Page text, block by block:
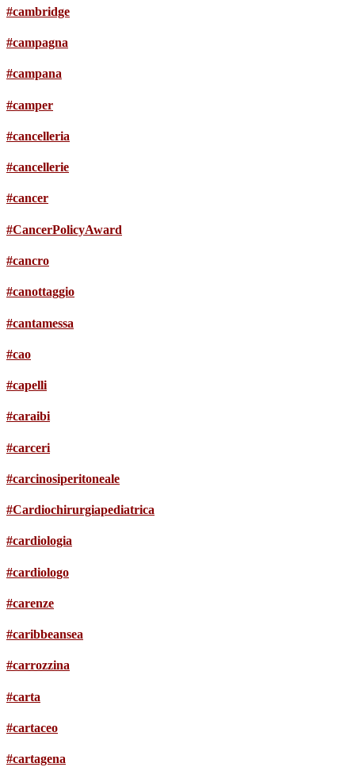
#cambridge
#campagna
#campana
#camper
#cancelleria
#cancellerie
#cancer
#CancerPolicyAward
#cancro
#canottaggio
#cantamessa
#cao
#capelli
#caraibi
#carceri
#carcinosiperitoneale
#Cardiochirurgiapediatrica
#cardiologia
#cardiologo
#carenze
#caribbeansea
#carrozzina
#carta
#cartaceo
#cartagena